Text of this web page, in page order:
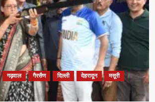
गढ़वाल गैरसैण दिल्ली देहरादून
मसूरी